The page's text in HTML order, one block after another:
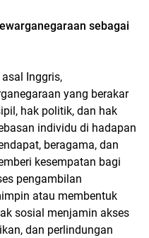
sebagai
Inggris,
yang berakar
hak politik, dan hak
individu di hadapan
beragama, dan
kesempatan bagi
pengambilan
atau membentuk
sosial menjamin akses
dan perlindungan